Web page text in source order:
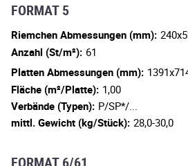
FORMAT 5
Riemchen Abmessungen (mm):
Anzahl (St/m²): 61
Platten Abmessungen (mm):
Fläche (m²/Platte): 1,00
Verbände (Typen): P/SP*/...
mittl. Gewicht (kg/Stück): 28,0-30,0
FORMAT 6/61